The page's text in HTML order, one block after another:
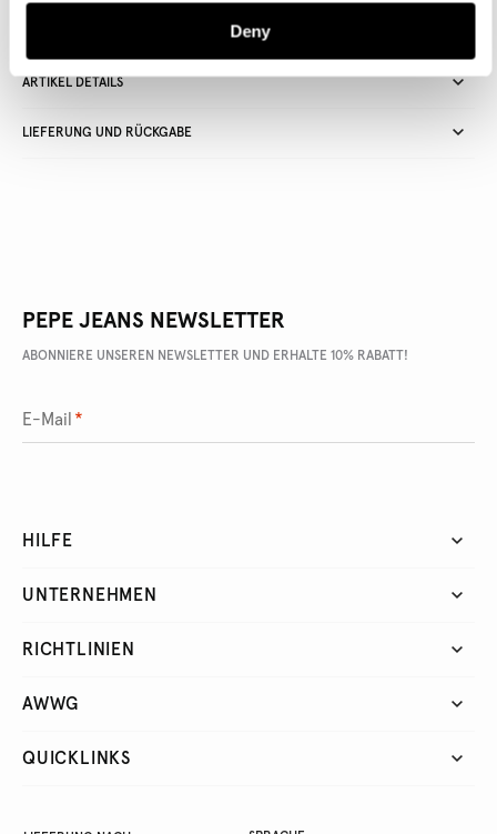
Deny
ARTIKEL DETAILS
LIEFERUNG UND RÜCKGABE
PEPE JEANS NEWSLETTER
ABONNIERE UNSEREN NEWSLETTER UND ERHALTE 10% RABATT!
E-Mail *
HILFE
UNTERNEHMEN
RICHTLINIEN
AWWG
QUICKLINKS